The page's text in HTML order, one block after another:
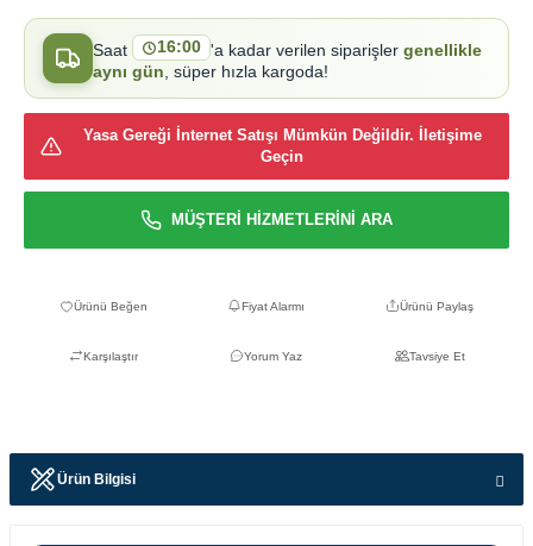
Saat 16:00 'a kadar verilen siparişler genellikle
aynı gün , süper hızla kargoda!
Yasa Gereği İnternet Satışı Mümkün Değildir. İletişime
Geçin
MÜŞTERİ HİZMETLERİNİ ARA
Fiyat Alarmı Ürünü Paylaş
Karşılaştır Yorum Yaz Tavsiye Et
Ürün Bilgisi